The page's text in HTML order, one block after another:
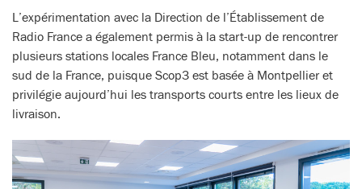
L’expérimentation avec la Direction de l’Établissement de
Radio France a également permis à la start-up de rencontrer
plusieurs stations locales France Bleu, notamment dans le
sud de la France, puisque Scop3 est basée à Montpellier et
privilégie aujourd’hui les transports courts entre les lieux de
livraison.